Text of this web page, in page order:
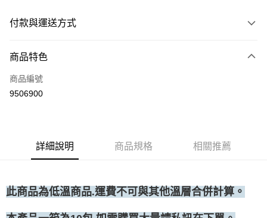
付款與運送方式
信用卡一次付款
Apple Pay
◆冷凍宅配
商品特色
商品編號
9506900
詳細說明 商品規格 相關推薦
此商品為低溫商品.運費不可與其他溫層合併計算。